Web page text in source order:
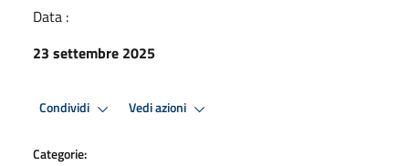
Data :
23 settembre 2025
Condividi Vedi azioni
Categorie: